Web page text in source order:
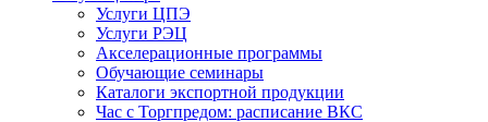
Услуги ЦПЭ
Услуги РЭЦ
Акселерационные программы
Обучающие семинары
Каталоги экспортной продукции
Час с Торгпредом: расписание ВКС